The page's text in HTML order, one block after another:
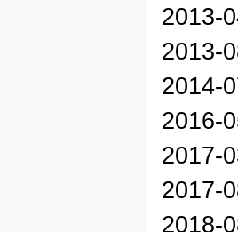
2013-
2013-
2014-
2016-
2017-
2017-
2018-